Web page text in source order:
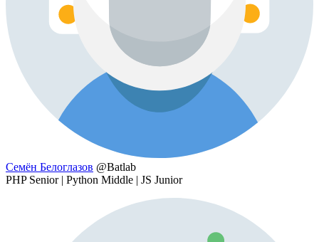
Семён Белоглазов @Batlab
PHP Senior | Python Middle | JS Junior